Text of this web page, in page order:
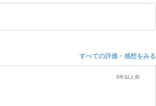
すべての評価・感想をみる
3年以上前